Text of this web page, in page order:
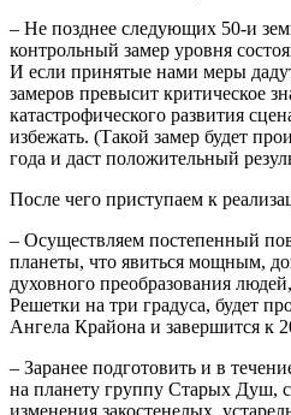
– Не позднее следующих 50-и
контрольный замер уровня
И если принятые нами меры
замеров превысит критическое
катастрофического развития
избежать. (Такой замер будет
года и даст положительный
После чего приступаем к
– Осуществляем постепенный
планеты, что явиться мощным,
духовного преобразования
Решетки на три градуса, будет
Ангела Крайона и завершится к
– Заранее подготовить и в
на планету группу Старых Душ,